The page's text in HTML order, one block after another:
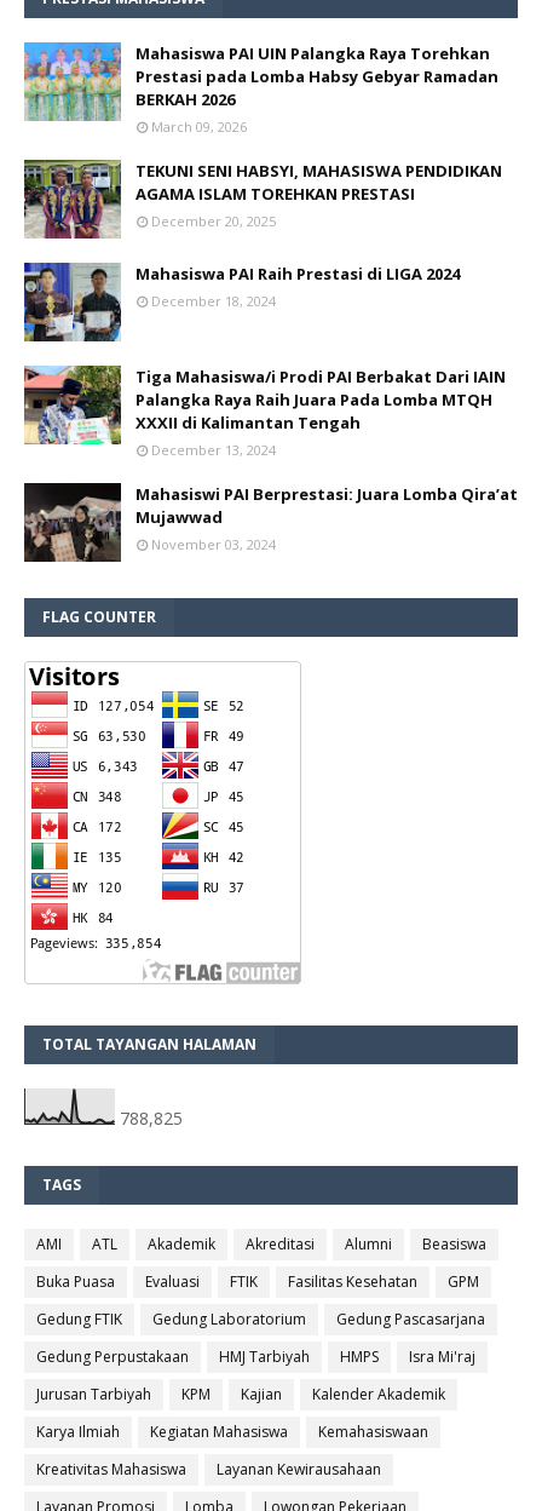
Mahasiswa PAI UIN Palangka Raya Torehkan
Prestasi pada Lomba Habsy Gebyar Ramadan
BERKAH 2026
March 09, 2026
TEKUNI SENI HABSYI, MAHASISWA PENDIDIKAN
AGAMA ISLAM TOREHKAN PRESTASI
December 20, 2025
Mahasiswa PAI Raih Prestasi di LIGA 2024
December 18, 2024
Tiga Mahasiswa/i Prodi PAI Berbakat Dari IAIN
Palangka Raya Raih Juara Pada Lomba MTQH
XXXII di Kalimantan Tengah
December 13, 2024
Mahasiswi PAI Berprestasi: Juara Lomba Qira’at
Mujawwad
November 03, 2024
FLAG COUNTER
TOTAL TAYANGAN HALAMAN
788,825
TAGS
AMI ATL Akademik Akreditasi Alumni
Beasiswa
Buka Puasa
Evaluasi FTIK Fasilitas Kesehatan
GPM
Gedung FTIK
Gedung Laboratorium
Gedung Pascasarjana
Gedung Perpustakaan
HMJ Tarbiyah HMPS
Isra Mi'raj
Jurusan Tarbiyah
KPM Kajian
Kalender Akademik
Karya Ilmiah
Kegiatan Mahasiswa
Kemahasiswaan
Kreativitas Mahasiswa
Layanan Kewirausahaan
Layanan Promosi
Lomba
Lowongan Pekerjaan